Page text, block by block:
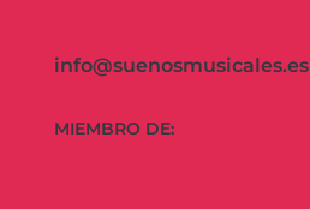
info@suenosmusicales.es
MIEMBRO DE: